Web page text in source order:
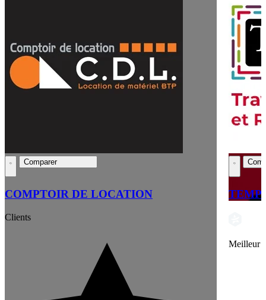
Comparer
COMPTOIR DE LOCATION
Clients
Meilleur